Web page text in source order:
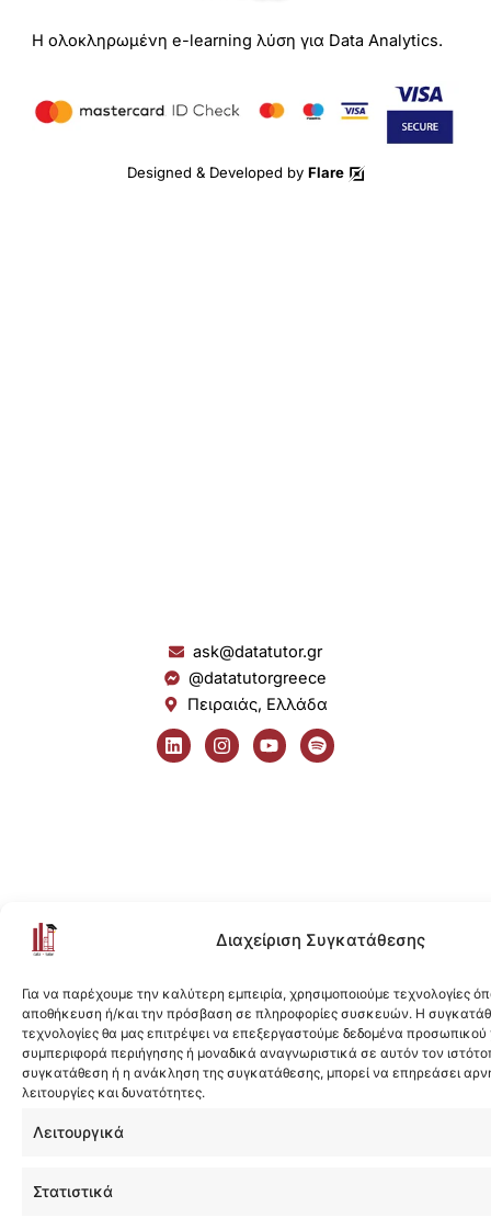
Διαχείριση Συγκατάθεσης
Για να παρέχουμε την καλύτερη εμπειρία, χρησιμοποιούμε τεχνολογίες
αποθήκευση ή/και την πρόσβαση σε πληροφορίες συσκευών. Η
τεχνολογίες θα μας επιτρέψει να επεξεργαστούμε δεδομένα
συμπεριφορά περιήγησης ή μοναδικά αναγνωριστικά σε αυτόν τον
συγκατάθεση ή η ανάκληση της συγκατάθεσης, μπορεί να επηρεάσει
λειτουργίες και δυνατότητες.
Λειτουργικά
Στατιστικά
Η ολοκληρωμένη e-learning λύση για Data Analytics.
Designed & Developed by Flare
ask@datatutor.gr
@datatutorgreece
Πειραιάς, Ελλάδα
L
i
n
I
n
s
Y
o
u
S
p
o